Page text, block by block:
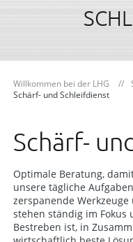
Willkommen bei der LHG
Schärf- und Schleifdienst
Schärf-
Optimale Beratung,
unsere tägliche
zerspanende
stehen ständig im Fokus
Bestreben ist, in